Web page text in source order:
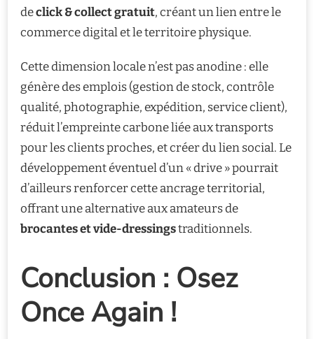
declick & collect gratuit, créant un lien entre le
commerce digital et le territoire physique.
Cette dimension locale n’est pas anodine : elle
génère des emplois (gestion de stock, contrôle
qualité, photographie, expédition, service client),
réduit l’empreinte carbone liée aux transports
pour les clients proches, et créer du lien social. Le
développement éventuel d’un « drive » pourrait
d’ailleurs renforcer cette ancrage territorial,
offrant une alternative aux amateurs de
brocantes et vide-dressingstraditionnels.
Conclusion : Osez
Once Again !